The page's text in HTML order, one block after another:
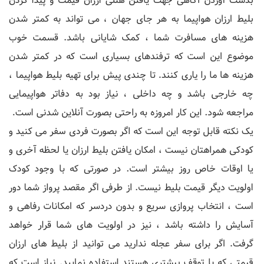
بلیط ارزان هواپیما به هر جای جهان ، می تواند به کمتر شدن
هزینه های مسافرت شما ، کمک شایانی باشد. قسمت خوب
موضوع این است که ترفندهای بسیاری است که در کمتر شدن
هزینه ها ما را یاری کنند. تا چندی پیش برای تهیه بلیط هواپیما ،
چه خارجی باشد و چه داخلی ، نیاز بود به دفاتر هواپیمایی
مراجعه شود. این کار امروزه به راحتی بصورت آنلاین شدنی است.
یک نکته قابل توجه این است که اگر بصورت فردی سفر می کنید و
کودکی همراهتان نیست ، امکان یافتن بلیط ارزان یا لحظه آخری و
یا اوقات خاص روز بیشتر است. در صورتی که با وجود کودک
اولویت دیگر قیمت بلیط نیست. از طرفی اگر مقصد پرواز شما دور
است ، انتخاب پروازی سریع و بدون دردسر که امکانات رفاهی و
آسایش را داشته باشد ، نیز در اولویت های شما قرار خواهد
گرفت. اگر برای سفر عجله ندارید می توانید از بلیط های ارزان